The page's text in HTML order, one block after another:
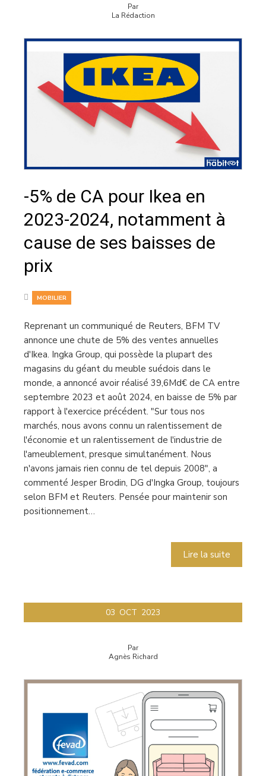
Par
La Rédaction
-5% de CA pour Ikea en
2023-2024, notamment à
cause de ses baisses de
prix
MOBILIER
Reprenant un communiqué de Reuters, BFM TV
annonce une chute de 5% des ventes annuelles
d'Ikea. Ingka Group, qui possède la plupart des
magasins du géant du meuble suédois dans le
monde, a annoncé avoir réalisé 39,6Md€ de CA entre
septembre 2023 et août 2024, en baisse de 5% par
rapport à l'exercice précédent. "Sur tous nos
marchés, nous avons connu un ralentissement de
l'économie et un ralentissement de l'industrie de
l'ameublement, presque simultanément. Nous
n'avons jamais rien connu de tel depuis 2008", a
commenté Jesper Brodin, DG d'Ingka Group, toujours
selon BFM et Reuters. Pensée pour maintenir son
positionnement…
Lire la suite
03 OCT 2023
Par
Agnès Richard